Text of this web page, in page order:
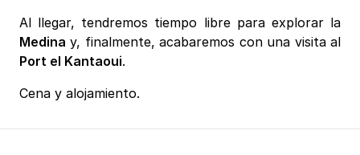
Al llegar, tendremos tiempo libre para explorar la
Medina y, finalmente, acabaremos con una visita al
Port el Kantaoui.
Cena y alojamiento.